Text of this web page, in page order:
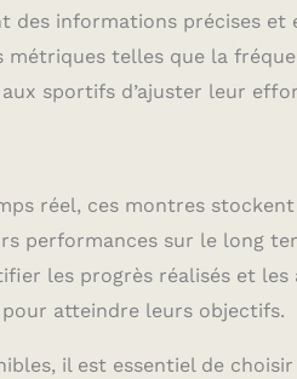
des informations précises
métriques telles que la
sportifs d’ajuster leur
réel, ces montres
performances sur le long
les progrès réalisés et
atteindre leurs objectifs.
il est essentiel de